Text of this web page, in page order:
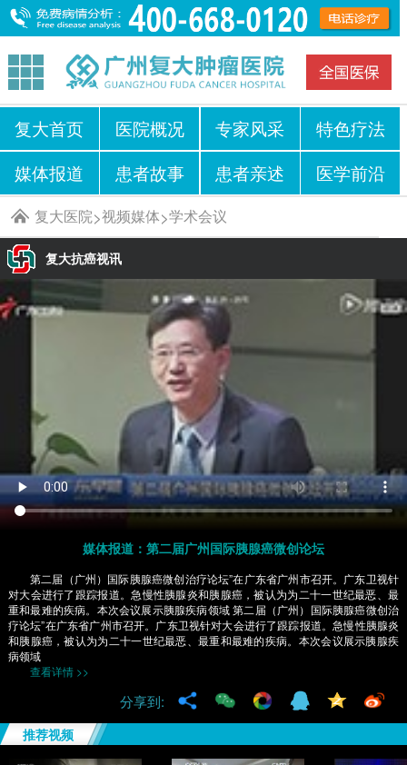
复大首页 医院概况 专家风采
特色疗法
媒体报道
患者故事 患者亲述 医学前沿
复大医院>视频媒体>学术会议
复大抗癌视讯
媒体报道：第二届广州国际胰腺癌微创论坛
第二届（广州）国际胰腺癌微创治疗论坛”在广东省广州市召开。广东卫视针
对大会进行了跟踪报道。急慢性胰腺炎和胰腺癌，被认为为二十一世纪最恶、最
重和最难的疾病。本次会议展示胰腺疾病领域 第二届（广州）国际胰腺癌微创治
疗论坛”在广东省广州市召开。广东卫视针对大会进行了跟踪报道。急慢性胰腺炎
和胰腺癌，被认为为二十一世纪最恶、最重和最难的疾病。本次会议展示胰腺疾
病领域
查看详情 >>
分享到:
推荐视频